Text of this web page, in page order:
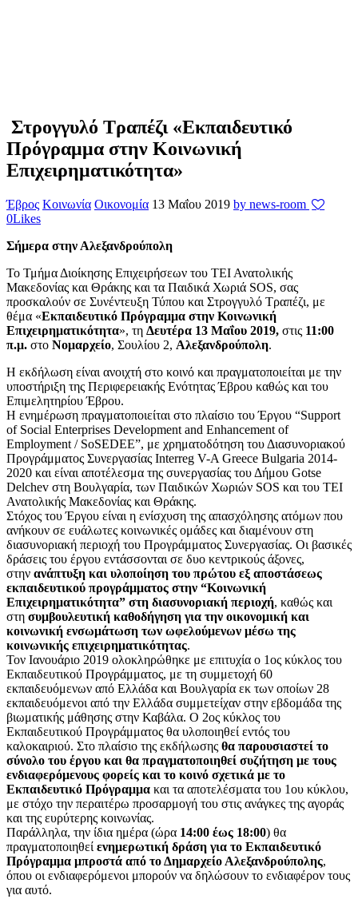
Στρογγυλό Τραπέζι «Εκπαιδευτικό
Πρόγραμμα στην Κοινωνική
Επιχειρηματικότητα»
Έβρος Κοινωνία Οικονομία 13 Μαΐου 2019 by news-room
0Likes
Σήμερα στην Αλεξανδρούπολη
Το Τμήμα Διοίκησης Επιχειρήσεων του ΤΕΙ Ανατολικής
Μακεδονίας και Θράκης και τα Παιδικά Χωριά SOS, σας
προσκαλούν σε Συνέντευξη Τύπου και Στρογγυλό Τραπέζι, με
θέμα «Εκπαιδευτικό Πρόγραμμα στην Κοινωνική
Επιχειρηματικότητα», τη Δευτέρα 13 Μαΐου 2019, στις 11:00
π.μ. στο Νομαρχείο, Σουλίου 2, Αλεξανδρούπολη.
Η εκδήλωση είναι ανοιχτή στο κοινό και πραγματοποιείται με την
υποστήριξη της Περιφερειακής Ενότητας Έβρου καθώς και του
Επιμελητηρίου Έβρου.
Η ενημέρωση πραγματοποιείται στο πλαίσιο του Έργου “Support
of Social Enterprises Development and Enhancement of
Employment / SoSEDEE”, με χρηματοδότηση του Διασυνοριακού
Προγράμματος Συνεργασίας Interreg V-A Greece Bulgaria 2014-
2020 και είναι αποτέλεσμα της συνεργασίας του Δήμου Gotse
Delchev στη Βουλγαρία, των Παιδικών Χωριών SOS και του ΤΕΙ
Ανατολικής Μακεδονίας και Θράκης.
Στόχος του Έργου είναι η ενίσχυση της απασχόλησης ατόμων που
ανήκουν σε ευάλωτες κοινωνικές ομάδες και διαμένουν στη
διασυνοριακή περιοχή του Προγράμματος Συνεργασίας. Οι βασικές
δράσεις του έργου εντάσσονται σε δυο κεντρικούς άξονες,
στην ανάπτυξη και υλοποίηση του πρώτου εξ αποστάσεως
εκπαιδευτικού προγράμματος στην “Κοινωνική
Επιχειρηματικότητα” στη διασυνοριακή περιοχή, καθώς και
στη συμβουλευτική καθοδήγηση για την οικονομική και
κοινωνική ενσωμάτωση των ωφελούμενων μέσω της
κοινωνικής επιχειρηματικότητας.
Τον Ιανουάριο 2019 ολοκληρώθηκε με επιτυχία ο 1ος κύκλος του
Εκπαιδευτικού Προγράμματος, με τη συμμετοχή 60
εκπαιδευόμενων από Ελλάδα και Βουλγαρία εκ των οποίων 28
εκπαιδευόμενοι από την Ελλάδα συμμετείχαν στην εβδομάδα της
βιωματικής μάθησης στην Καβάλα. Ο 2ος κύκλος του
Εκπαιδευτικού Προγράμματος θα υλοποιηθεί εντός του
καλοκαιριού. Στο πλαίσιο της εκδήλωσης θα παρουσιαστεί το
σύνολο του έργου και θα πραγματοποιηθεί συζήτηση με τους
ενδιαφερόμενους φορείς και το κοινό σχετικά με το
Εκπαιδευτικό Πρόγραμμα και τα αποτελέσματα του 1ου κύκλου,
με στόχο την περαιτέρω προσαρμογή του στις ανάγκες της αγοράς
και της ευρύτερης κοινωνίας.
Παράλληλα, την ίδια ημέρα (ώρα 14:00 έως 18:00) θα
πραγματοποιηθεί ενημερωτική δράση για το Εκπαιδευτικό
Πρόγραμμα μπροστά από το Δημαρχείο Αλεξανδρούπολης,
όπου οι ενδιαφερόμενοι μπορούν να δηλώσουν το ενδιαφέρον τους
για αυτό.